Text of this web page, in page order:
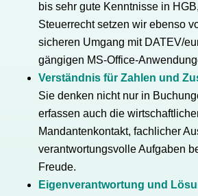
bis sehr gute Kenntnisse in
Steuerrecht setzen wir ebenso
sicheren Umgang mit DATEV/
gängigen MS-Office-
Verständnis für Zahlen und
Sie denken nicht nur in
erfassen auch die
Mandantenkontakt, fachlicher
verantwortungsvolle Aufgaben
Freude.
Eigenverantwortung und